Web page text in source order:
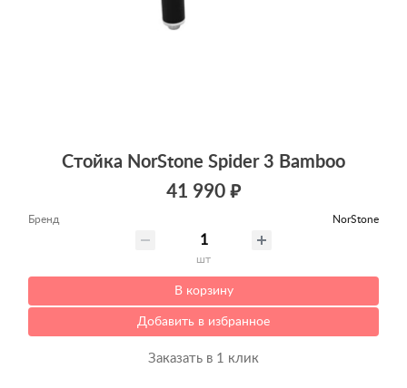
Стойка NorStone Spider 3 Bamboo
41 990 ₽
Бренд NorStone
шт
В корзину
Добавить в избранное
Заказать в 1 клик